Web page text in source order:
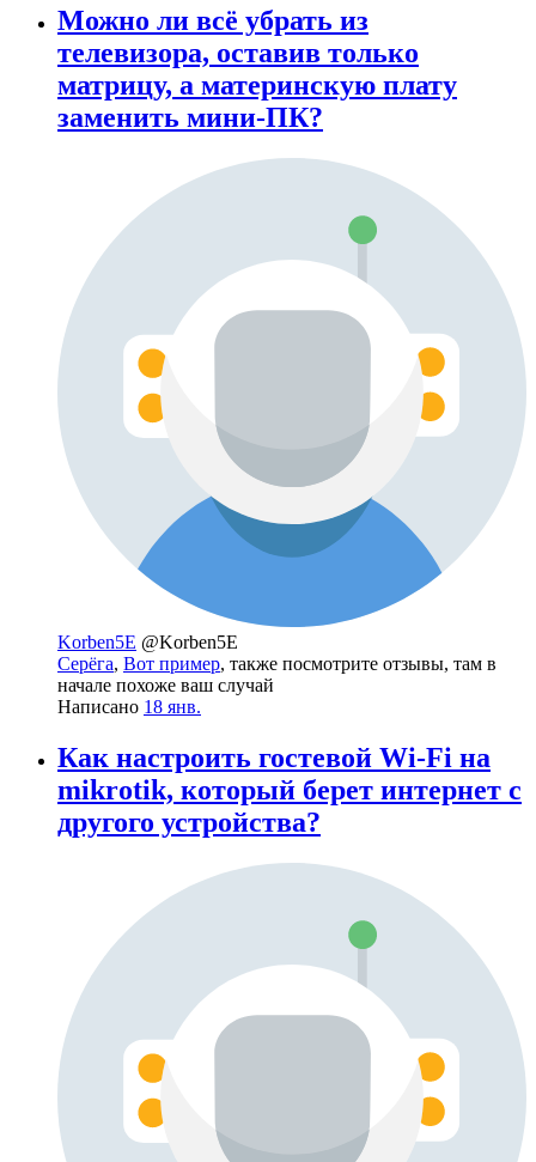
Можно ли всё убрать из
телевизора, оставив только
матрицу, а материнскую плату
заменить мини-ПК?
Korben5E @Korben5E
Серёга, Вот пример, также посмотрите отзывы, там в
начале похоже ваш случай
Написано 18 янв.
Как настроить гостевой Wi-Fi на
mikrotik, который берет интернет с
другого устройства?